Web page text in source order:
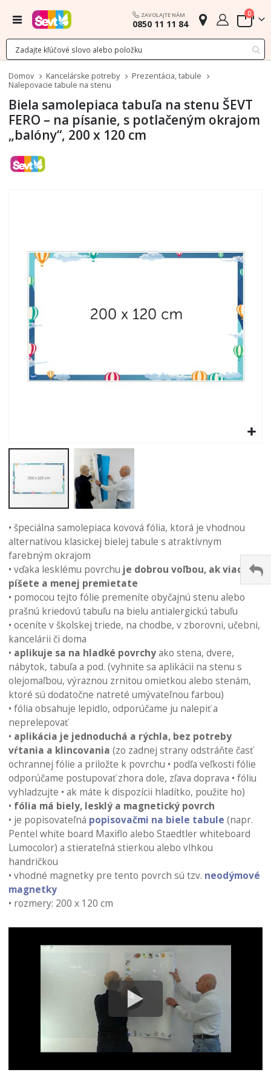
Menu ZAVOLAJTE NÁM
0850 11 11 84 Cart
0
Domov Kancelárske potreby
Prezentácia, tabule
Nalepovacie tabule na stenu
Biela samolepiaca tabuľa na stenu ŠEVT
FERO – na písanie, s potlačeným okrajom
„balóny“, 200 x 120 cm
na
začiatok
galérie
obrázkov
• špeciálna samolepiaca kovová fólia, ktorá je vhodnou
alternatívou klasickej bielej tabule s atraktívnym
farebným okrajom
• vďaka lesklému povrchu je dobrou voľbou, ak viac
píšete a menej premietate
• pomocou tejto fólie premeníte obyčajnú stenu alebo
prašnú kriedovú tabuľu na bielu antialergickú tabuľu
• oceníte v školskej triede, na chodbe, v zborovni, učebni,
kancelárii či doma
• aplikuje sa na hladké povrchyako stena, dvere,
nábytok, tabuľa a pod. (vyhnite sa aplikácii na stenu s
olejomaľbou, výraznou zrnitou omietkou alebo stenám,
ktoré sú dodatočne natreté umývateľnou farbou)
• fólia obsahuje lepidlo, odporúčame ju nalepiť a
neprelepovať
• aplikácia je jednoduchá a rýchla, bez potreby
vŕtania a klincovania (zo zadnej strany odstráňte časť
ochrannej fólie a priložte k povrchu • podľa veľkosti fólie
odporúčame postupovať zhora dole, zľava doprava • fóliu
vyhladzujte • ak máte k dispozícii hladítko, použite ho)
• fólia má biely, lesklý a magnetický povrch
• je popisovateľná popisovačmi na biele tabule (napr.
Pentel white board Maxiflo alebo Staedtler whiteboard
Lumocolor) a stierateľná stierkou alebo vlhkou
handričkou
• vhodné magnetky pre tento povrch sú tzv. neodýmové
magnetky
• rozmery: 200 x 120 cm